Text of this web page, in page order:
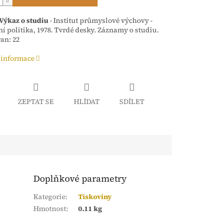
o studiu- Institut průmyslové výchovy -
politika, 1978. Tvrdé desky. Záznamy o studiu.
22
ZEPTAT SE HLÍDAT SDÍLET
Doplňkové parametry
Kategorie:
Tiskoviny
Hmotnost: 0.11 kg